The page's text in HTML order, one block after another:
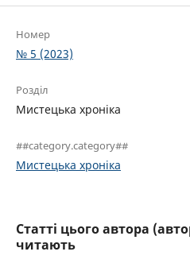
Номер
№ 5 (2023)
Розділ
Мистецька хроніка
##category.category##
Мистецька хроніка
Статті цього автора
читають